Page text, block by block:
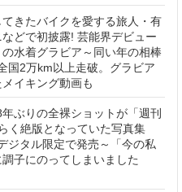
きたバイクを愛する旅人・有
どで初披露! 芸能界デビュー
水着グラビア～同い年の相棒
国2万km以上走破。グラビア
イキング動画も
ぶりの全裸ショットが「週刊
く絶版となっていた写真集
ジタル限定で発売～「今の私
子にのってしまいました